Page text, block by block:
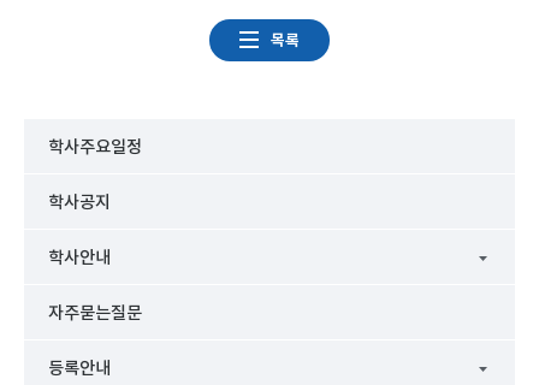
목록
학사주요일정
학사공지
학사안내
자주묻는질문
등록안내